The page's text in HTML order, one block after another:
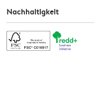
Nachhaltigkeit